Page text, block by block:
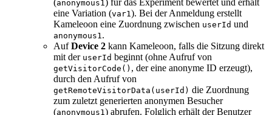
anonymous1
eine Variation (var1 ). Bei der Anmeldung erstellt
Kameleoon eine Zuordnung zwischen userId und
anonymous1 .
AufDevice 2 kann Kameleoon, falls die Sitzung direkt
mit der userId beginnt (ohne Aufruf von
getVisitorCode() , der eine anonyme ID erzeugt),
durch den Aufruf von
getRemoteVisitorData(userId) die Zuordnung
zum zuletzt generierten anonymen Besucher
(anonymous1 ) abrufen. Folglich erhält der Benutzer